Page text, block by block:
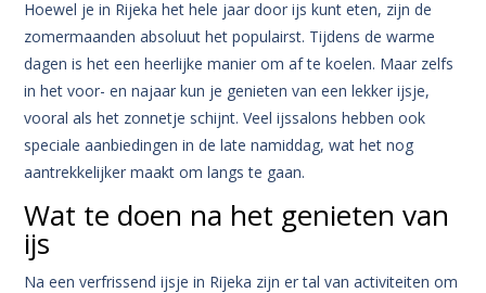
Hoewel je in Rijeka het hele jaar door ijs kunt eten, zijn de
zomermaanden absoluut het populairst. Tijdens de warme
dagen is het een heerlijke manier om af te koelen. Maar zelfs
in het voor- en najaar kun je genieten van een lekker ijsje,
vooral als het zonnetje schijnt. Veel ijssalons hebben ook
speciale aanbiedingen in de late namiddag, wat het nog
aantrekkelijker maakt om langs te gaan.
Wat te doen na het genieten van
ijs
Na een verfrissend ijsje in Rijeka zijn er tal van activiteiten om